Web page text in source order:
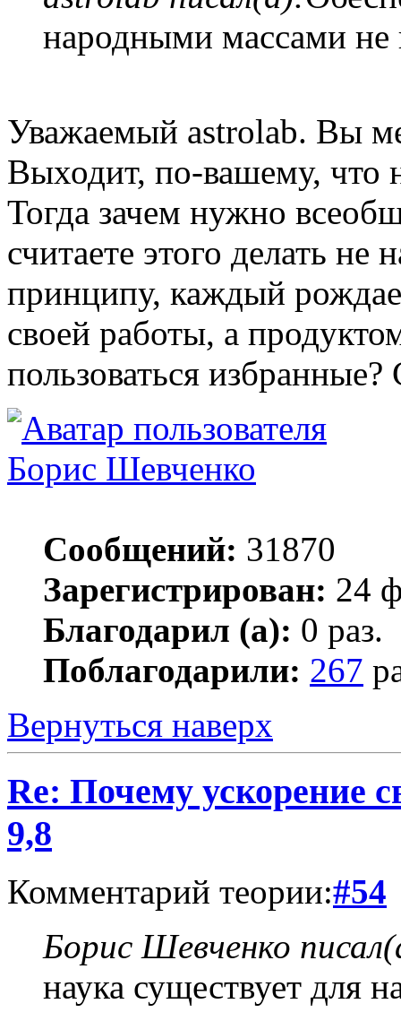
народными массами не
Уважаемый astrolab. Вы
Выходит, по-вашему, что
Тогда зачем нужно
считаете этого делать
принципу, каждый
своей работы, а
пользоваться
Борис Шевченко
Сообщений: 31870
Зарегистрирован: 24
Благодарил (а): 0 раз.
Поблагодарили: 267
Вернуться наверх
Re: Почему ускорение
9,8
Комментарий теории:#54
Борис Шевченко
наука существует для